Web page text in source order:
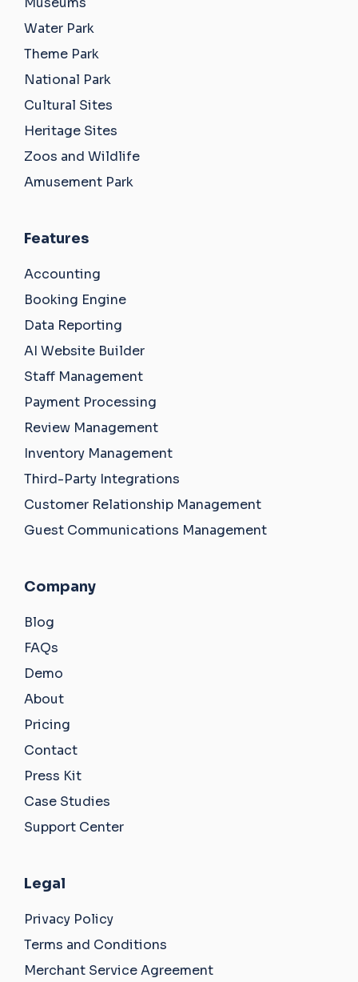
Water Park
Theme Park
National Park
Cultural Sites
Heritage Sites
Zoos and Wildlife
Amusement Park
Features
Accounting
Booking Engine
Data Reporting
AI Website Builder
Staff Management
Payment Processing
Review Management
Inventory Management
Third-Party Integrations
Customer Relationship Management
Guest Communications Management
Company
Blog
FAQs
Demo
About
Pricing
Contact
Press Kit
Case Studies
Support Center
Legal
Privacy Policy
Terms and Conditions
Merchant Service Agreement